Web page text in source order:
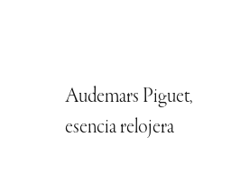
Audemars Piguet,
esencia relojera